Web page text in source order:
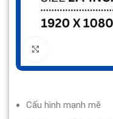
Cấu hình mạnh mẽ